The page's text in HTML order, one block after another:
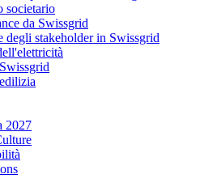
societario
da Swissgrid
degli stakeholder in Swissgrid
2027